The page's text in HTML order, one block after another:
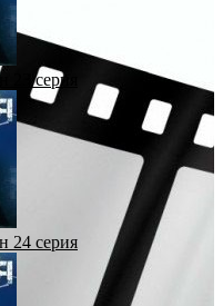
23 серия
24 серия